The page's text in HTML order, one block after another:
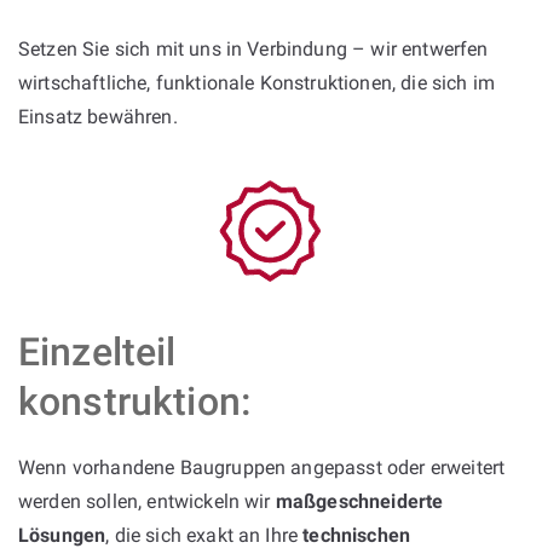
Setzen Sie sich mit uns in Verbindung – wir entwerfen
wirtschaftliche, funktionale Konstruktionen, die sich im
Einsatz bewähren.
Einzelteil
konstruktion:
Wenn vorhandene Baugruppen angepasst oder erweitert
werden sollen, entwickeln wir maßgeschneiderte
Lösungen, die sich exakt an Ihretechnischen